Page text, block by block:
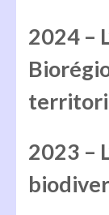
2024 –
2023 –